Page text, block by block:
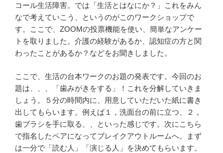
コール生活障害。では「生活とはなにか？」これをみん
なで考えていこう、というのがこのワークショップで
す。ここで、ZOOMの投票機能を使い、簡単なアンケー
トを取りました。介護の経験があるか、認知症の方と関
わったことがあるか？などをお聞きしました。
ここで、生活の台本ワークのお題の発表です。今回のお
題は、、、「歯みがきをする」！これを分解していきま
しょう。５分の時間内に、用意していただいた紙に書き
出してもらいます。例えば１，洗面台の前に立つ、２，
歯ブラシを手に取る、、といった感じです。次にこちら
で指名したペアになってブレイクアウトルームへ。まず
は一分で「読む人」「演じる人」を決めてもらいます。